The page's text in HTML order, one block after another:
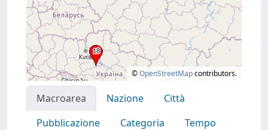
©OpenStreetMapcontributors.
Macroarea Nazione
Città
Pubblicazione
Categoria
Tempo